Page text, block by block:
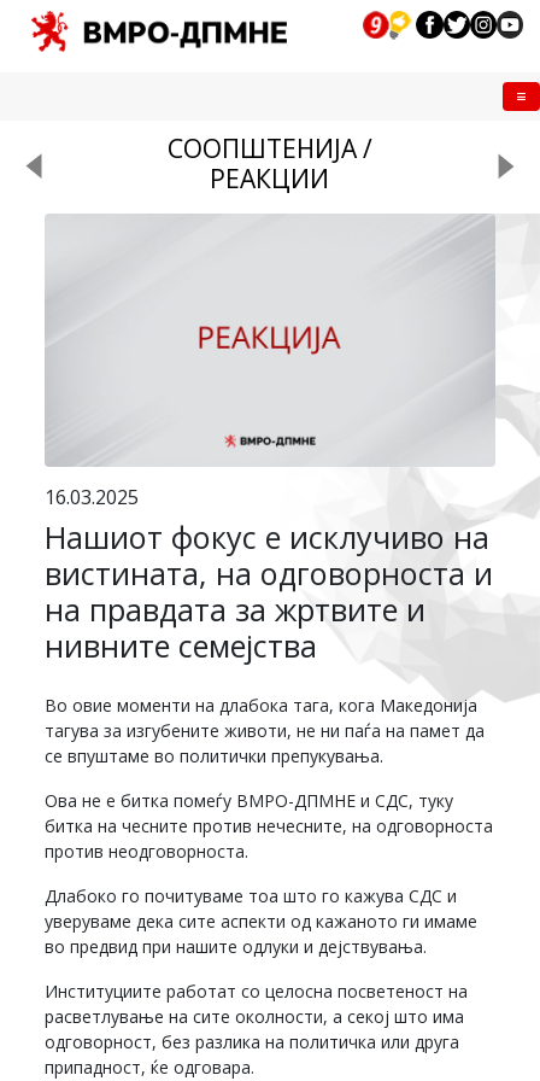
СООПШТЕНИЈА /
РЕАКЦИИ
16.03.2025
Нашиот фокус е исклучиво на
вистината, на одговорноста и
на правдата за жртвите и
нивните семејства
Во овие моменти на длабока тага, кога Македонија
тагува за изгубените животи, не ни паѓа на памет да
се впуштаме во политички препукувања.
Ова не е битка помеѓу ВМРО-ДПМНЕ и СДС, туку
битка на чесните против нечесните, на одговорноста
против неодговорноста.
Длабоко го почитуваме тоа што го кажува СДС и
уверуваме дека сите аспекти од кажаното ги имаме
во предвид при нашите одлуки и дејствувања.
Институциите работат со целосна посветеност на
расветлување на сите околности, а секој што има
одговорност, без разлика на политичка или друга
припадност, ќе одговара.